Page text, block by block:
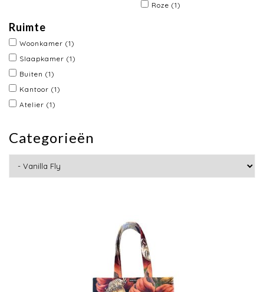
Roze (1)
Ruimte
Woonkamer (1)
Slaapkamer (1)
Buiten (1)
Kantoor (1)
Atelier (1)
Categorieën